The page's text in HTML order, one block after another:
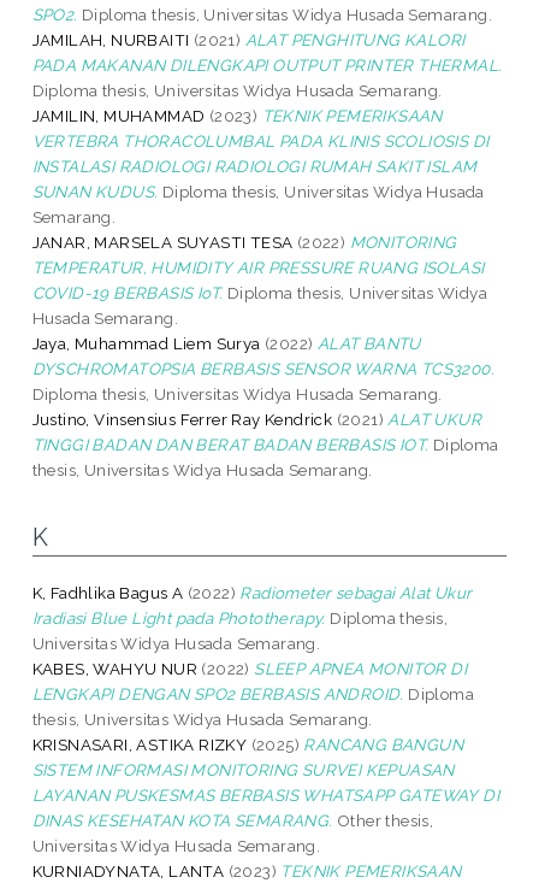
SPO2. Diploma thesis, Universitas Widya Husada Semarang.
JAMILAH, NURBAITI (2021) ALAT PENGHITUNG KALORI
PADA MAKANAN DILENGKAPI OUTPUT PRINTER THERMAL.
Diploma thesis, Universitas Widya Husada Semarang.
JAMILIN, MUHAMMAD (2023) TEKNIK PEMERIKSAAN
VERTEBRA THORACOLUMBAL PADA KLINIS SCOLIOSIS DI
INSTALASI RADIOLOGI RADIOLOGI RUMAH SAKIT ISLAM
SUNAN KUDUS. Diploma thesis, Universitas Widya Husada
Semarang.
JANAR, MARSELA SUYASTI TESA (2022) MONITORING
TEMPERATUR, HUMIDITY AIR PRESSURE RUANG ISOLASI
COVID-19 BERBASIS IoT. Diploma thesis, Universitas Widya
Husada Semarang.
Jaya, Muhammad Liem Surya (2022) ALAT BANTU
DYSCHROMATOPSIA BERBASIS SENSOR WARNA TCS3200.
Diploma thesis, Universitas Widya Husada Semarang.
Justino, Vinsensius Ferrer Ray Kendrick (2021) ALAT UKUR
TINGGI BADAN DAN BERAT BADAN BERBASIS IOT. Diploma
thesis, Universitas Widya Husada Semarang.
K
K, Fadhlika Bagus A (2022) Radiometer sebagai Alat Ukur
Iradiasi Blue Light pada Phototherapy. Diploma thesis,
Universitas Widya Husada Semarang.
KABES, WAHYU NUR (2022) SLEEP APNEA MONITOR DI
LENGKAPI DENGAN SPO2 BERBASIS ANDROID. Diploma
thesis, Universitas Widya Husada Semarang.
KRISNASARI, ASTIKA RIZKY (2025) RANCANG BANGUN
SISTEM INFORMASI MONITORING SURVEI KEPUASAN
LAYANAN PUSKESMAS BERBASIS WHATSAPP GATEWAY DI
DINAS KESEHATAN KOTA SEMARANG. Other thesis,
Universitas Widya Husada Semarang.
KURNIADYNATA, LANTA (2023) TEKNIK PEMERIKSAAN